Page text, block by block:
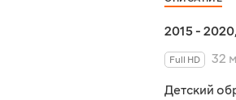
2015 - 2020,
Full HD
32
Детский